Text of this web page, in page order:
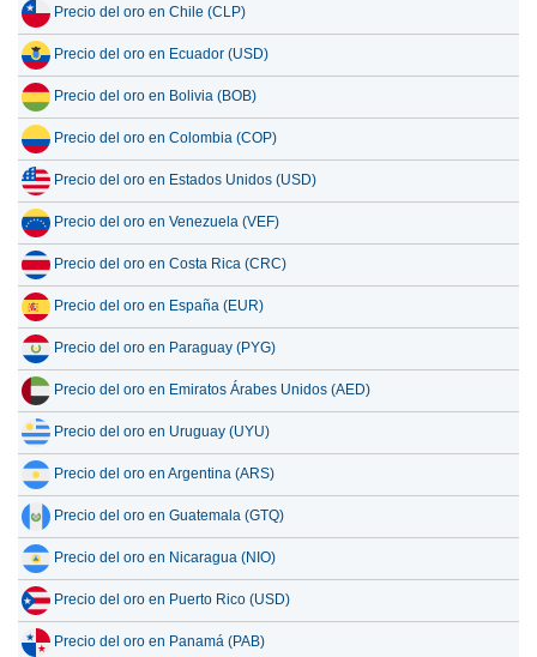
Precio del oro en Chile (CLP)
Precio del oro en Ecuador (USD)
Precio del oro en Bolivia (BOB)
Precio del oro en Colombia (COP)
Precio del oro en Estados Unidos (USD)
Precio del oro en Venezuela (VEF)
Precio del oro en Costa Rica (CRC)
Precio del oro en España (EUR)
Precio del oro en Paraguay (PYG)
Precio del oro en Emiratos Árabes Unidos (AED)
Precio del oro en Uruguay (UYU)
Precio del oro en Argentina (ARS)
Precio del oro en Guatemala (GTQ)
Precio del oro en Nicaragua (NIO)
Precio del oro en Puerto Rico (USD)
Precio del oro en Panamá (PAB)